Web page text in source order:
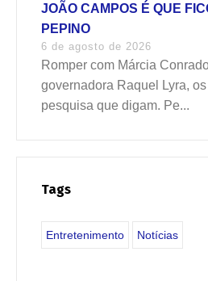
JOÃO CAMPOS É QUE
PEPINO
6 de agosto de 2026
Romper com Márcia
governadora Raquel Lyra,
pesquisa que digam. Pe...
Tags
Entretenimento Notícias